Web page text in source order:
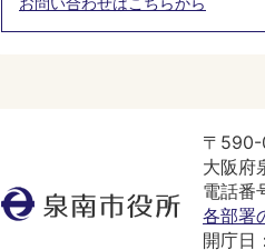
泉
南
〒
大阪府
電話番
各部署
開庁日